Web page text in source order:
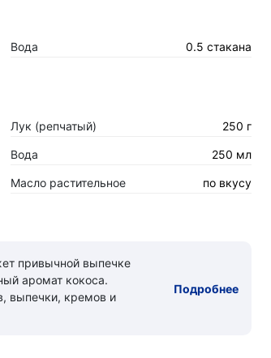
Вода 0.5 стакана
Лук (репчатый) 250 г
Вода 250 мл
Масло растительное по вкусу
привычной выпечке
аромат кокоса.
выпечки, кремов и
Подробнее